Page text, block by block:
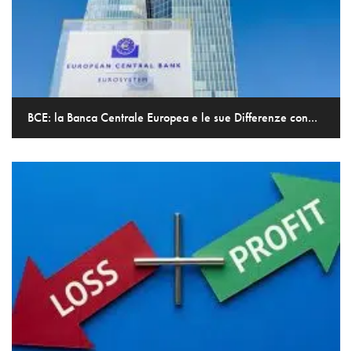
BCE: la Banca Centrale Europea e le sue Differenze con...